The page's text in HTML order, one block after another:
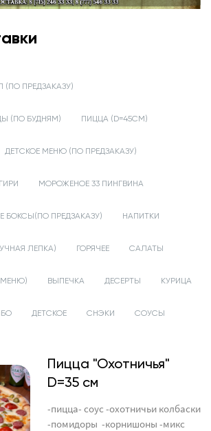
ПРЕДЗАКАЗУ)
(ПО БУДНЯМ) ПИЦЦА (D=45СМ)
ДЕТСКОЕ МЕНЮ (ПО ПРЕДЗАКАЗУ)
МОРОЖЕНОЕ 33 ПИНГВИНА
БОКСЫ(ПО ПРЕДЗАКАЗУ) НАПИТКИ
ЛЕПКА) ГОРЯЧЕЕ САЛАТЫ
МЕНЮ) ВЫПЕЧКА ДЕСЕРТЫ КУРИЦА
ДЕТСКОЕ СНЭКИ СОУСЫ
Пицца "Охотничья"
D=35 см
-пицца- соус -охотничьи колбаски
-помидоры -корнишоны -микс